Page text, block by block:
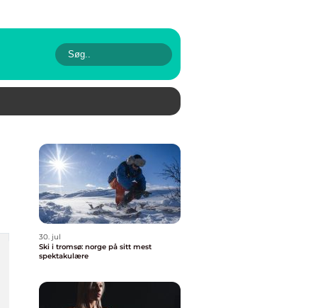
30. jul
Ski i tromsø: norge på sitt mest
spektakulære